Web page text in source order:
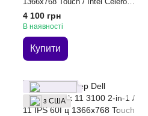
N4020 / RAM 4 GB / SSD 32 GB
/ Intel UHD Graphics 600 / Клас
4 100 грн
В наявності
Купити
з США